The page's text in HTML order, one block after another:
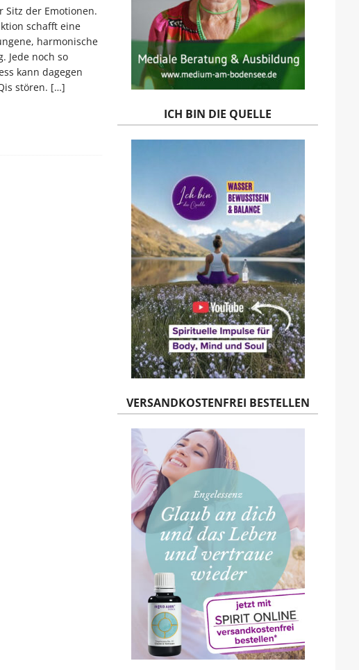
Sitz der Emotionen.
schafft eine
harmonische
Jede noch so
kann dagegen
stören. […]
ICH BIN DIE QUELLE
VERSANDKOSTENFREI BESTELLEN